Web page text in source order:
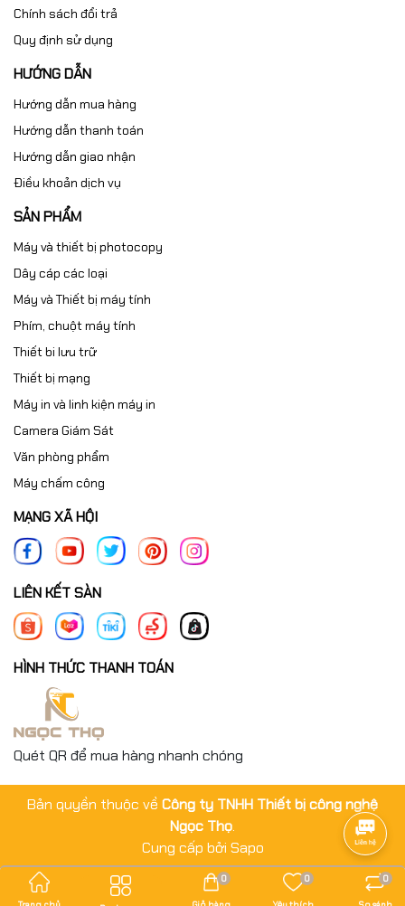
#HP LaserJet M1212NF
#HP LaserJet M1214NFH
#HP LaserJet M1219NF
#Hp LaserJet M1522n MFP
#Hp LaserJet Pro
#HP LaserJet Pro M1213nf MFP
#HP LaserJet Pro M1216nfh MFP
#CE651A
Cam kết chất lượng hàng hóa:
✅ Tất cả các sản phẩm của công ty Ngọc Thọ đều có
nguồn gốc xuất xứ rõ ràng.
✅ Trước khi xuất kho có kiểm tra chất lượng hàng hóa.
✅ Hàng bán ra đều có xuất hóa đơn VAT đầy đủ.
Chính sách đổi trả
Quy định sử dụng
HƯỚNG DẪN
Hướng dẫn mua hàng
Hướng dẫn thanh toán
Hướng dẫn giao nhận
Điều khoản dịch vụ
SẢN PHẨM
Máy và thiết bị photocopy
Dây cáp các loại
Máy và Thiết bị máy tính
Phím, chuột máy tính
Thiết bi lưu trữ
Thiết bị mạng
Máy in và linh kiện máy in
Camera Giám Sát
Văn phòng phẩm
Máy chấm công
MẠNG XÃ HỘI
LIÊN KẾT SÀN
HÌNH THỨC THANH TOÁN
Quét QR để mua hàng nhanh chóng
Bản quyền thuộc về Công ty TNHH Thiết bị công nghệ
Ngọc Thọ.
Cung cấp bởi Sapo
0 0 0